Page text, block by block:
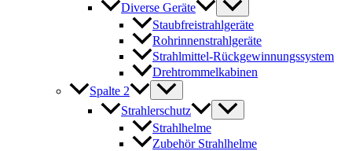
Diverse Geräte
Staubfreistrahlgeräte
Rohrinnenstrahlgeräte
Strahlmittel-Rückgewinnungssystem
Drehtrommelkabinen
Spalte 2
Strahlerschutz
Strahlhelme
Zubehör Strahlhelme